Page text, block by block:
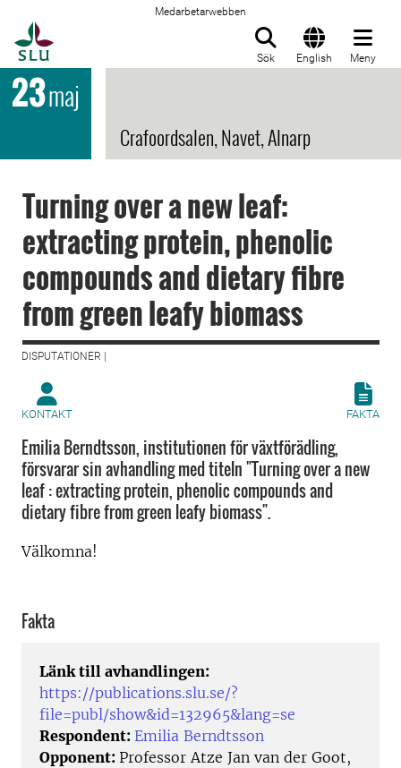
Medarbetarwebben
Sök English Meny
23maj
Crafoordsalen, Navet, Alnarp
Turning over a new leaf:
extracting protein, phenolic
compounds and dietary fibre
from green leafy biomass
DISPUTATIONER |
KONTAKT FAKTA
Emilia Berndtsson, institutionen för växtförädling,
försvarar sin avhandling med titeln "Turning over a new
leaf : extracting protein, phenolic compounds and
dietary fibre from green leafy biomass".
Välkomna!
Fakta
Länk till avhandlingen:
https://publications.slu.se/?
file=publ/show&id=132965&lang=se
Respondent: Emilia Berndtsson
Opponent: Professor Atze Jan van der Goot,